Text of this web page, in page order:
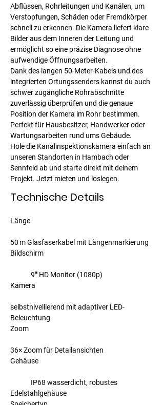
Abflüssen, Rohrleitungen und Kanälen, um
Verstopfungen, Schäden oder Fremdkörper
schnell zu erkennen. Die Kamera liefert klare
Bilder aus dem Inneren der Leitung und
ermöglicht so eine präzise Diagnose ohne
aufwendige Öffnungsarbeiten.
Dank des langen 50-Meter-Kabels und des
integrierten Ortungssenders kannst du auch
schwer zugängliche Rohrabschnitte
zuverlässig überprüfen und die genaue
Position der Kamera im Rohr bestimmen.
Perfekt für Hausbesitzer, Handwerker oder
Wartungsarbeiten rund ums Gebäude.
Hole die Kanalinspektionskamera einfach an
unseren Standorten in Hambach oder
Sennfeld ab und starte direkt mit deinem
Projekt. Jetzt mieten und loslegen.
Technische Details
Länge
50 m Glasfaserkabel mit Längenmarkierung
Bildschirm
9″ HD Monitor (1080p)
Kamera
selbstnivellierend mit adaptiver LED-
Beleuchtung
Zoom
36× Zoom für Detailansichten
Gehäuse
IP68 wasserdicht, robustes
Edelstahlgehäuse